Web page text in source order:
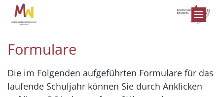
Zum Inhalt springen
Formulare
Die im Folgenden aufgeführten Formulare für das
laufende Schuljahr können Sie durch Anklicken